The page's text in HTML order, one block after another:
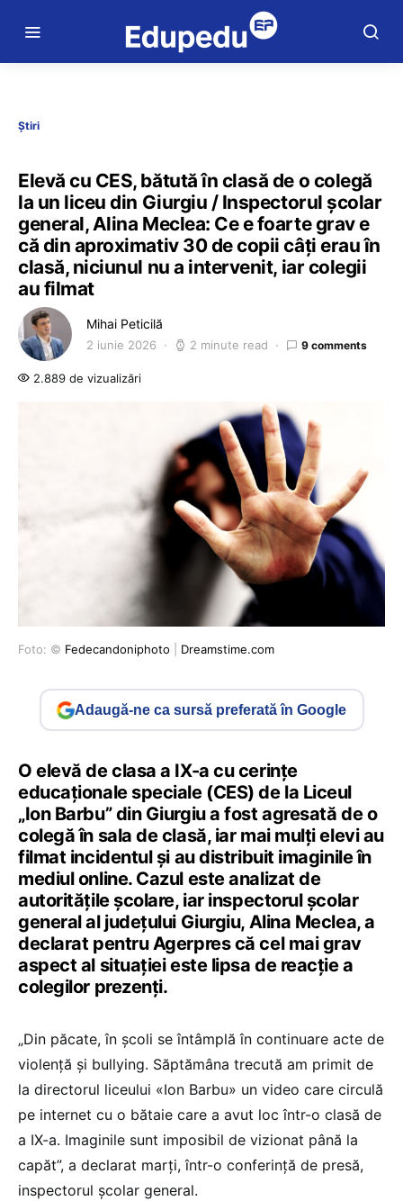
Știri
Elevă cu CES, bătută în clasă de o colegă
la un liceu din Giurgiu / Inspectorul școlar
general, Alina Meclea: Ce e foarte grav e
că din aproximativ 30 de copii câți erau în
clasă, niciunul nu a intervenit, iar colegii
au filmat
Mihai Peticilă
2 iunie 2026 2 minute read 9 comments
2.889 de vizualizări
Foto: © Fedecandoniphoto Dreamstime.com
Adaugă-ne ca sursă preferată în Google
O elevă de clasa a IX-a cu cerințe
educaționale speciale (CES) de la Liceul
„Ion Barbu” din Giurgiu a fost agresată de o
colegă în sala de clasă, iar mai mulți elevi au
filmat incidentul și au distribuit imaginile în
mediul online. Cazul este analizat de
autoritățile școlare, iar inspectorul școlar
general al județului Giurgiu, Alina Meclea, a
declarat pentru Agerpres că cel mai grav
aspect al situației este lipsa de reacție a
colegilor prezenți.
„Din păcate, în școli se întâmplă în continuare acte de
violență și bullying. Săptămâna trecută am primit de
la directorul liceului «Ion Barbu» un video care circulă
pe internet cu o bătaie care a avut loc într-o clasă de
a IX-a. Imaginile sunt imposibil de vizionat până la
capăt”, a declarat marți, într-o conferință de presă,
inspectorul școlar general.